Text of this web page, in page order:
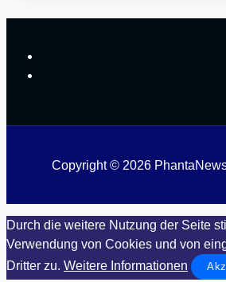
Copyright © 2026
Durch die weitere Nutzung der Seite
Verwendung von Cookies und von
Dritter zu. Weitere Informationen